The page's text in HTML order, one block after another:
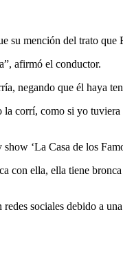
su mención del trato que
afirmó el conductor.
negando que él haya
corrí, como si yo
‘La Casa de los
ella, ella tiene
redes sociales debido